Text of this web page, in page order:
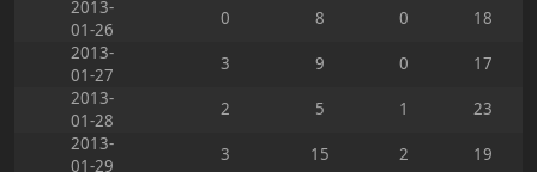
2013-
01-26
0 8 0
18
2013-
01-27
3 9 0
17
2013-
01-28
2 5 1
23
2013-
01-29
3 15 2
19